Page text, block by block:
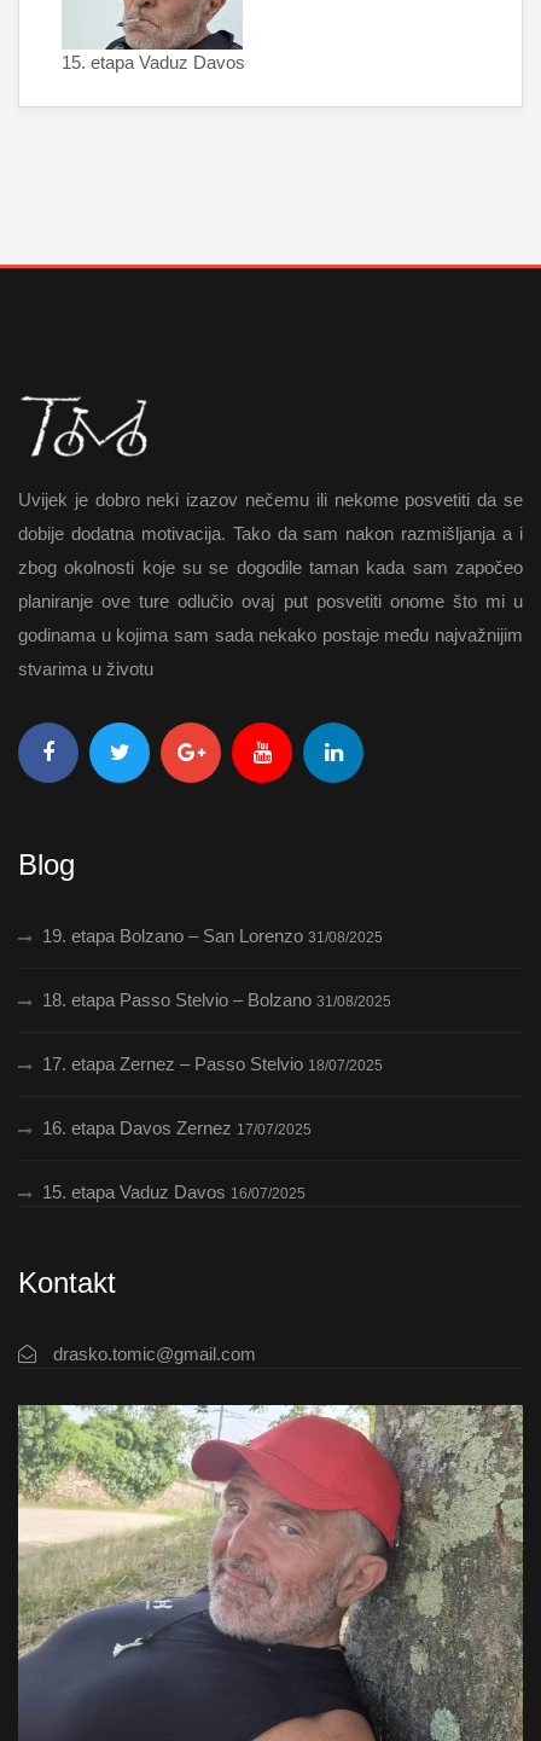
15. etapa Vaduz Davos
Uvijek je dobro neki izazov nečemu ili nekome posvetiti da se
dobije dodatna motivacija. Tako da sam nakon razmišljanja a i
zbog okolnosti koje su se dogodile taman kada sam započeo
planiranje ove ture odlučio ovaj put posvetiti onome što mi u
godinama u kojima sam sada nekako postaje među najvažnijim
stvarima u životu
Blog
19. etapa Bolzano – San Lorenzo 31/08/2025
18. etapa Passo Stelvio – Bolzano 31/08/2025
17. etapa Zernez – Passo Stelvio 18/07/2025
16. etapa Davos Zernez 17/07/2025
15. etapa Vaduz Davos 16/07/2025
Kontakt
drasko.tomic@gmail.com